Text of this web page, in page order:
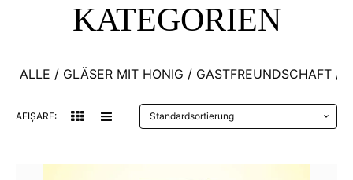
KATEGORIEN
ALLE GLÄSER MIT HONIG GASTFREUNDSCHAFT